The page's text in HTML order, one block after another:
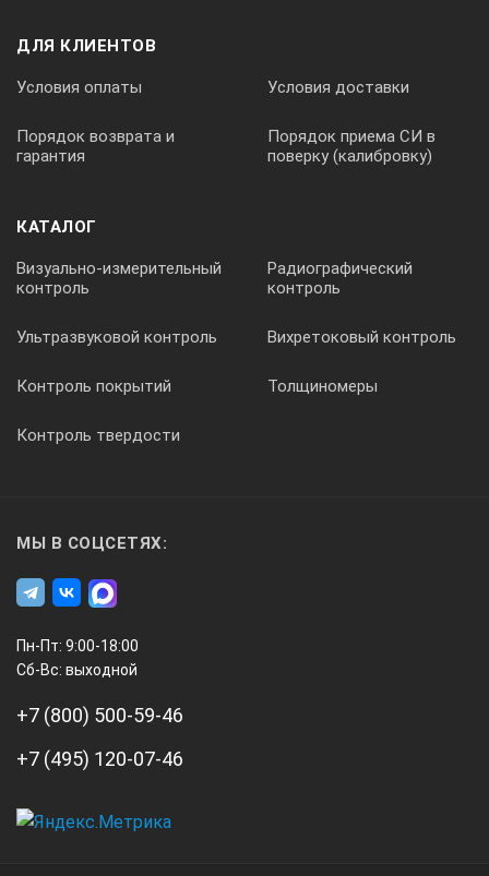
ДЛЯ КЛИЕНТОВ
Условия оплаты Условия доставки
Порядок возврата и
гарантия
Порядок приема СИ в
поверку (калибровку)
КАТАЛОГ
Визуально-измерительный
контроль
Радиографический
контроль
Ультразвуковой контроль Вихретоковый контроль
Контроль покрытий Толщиномеры
Контроль твердости
МЫ В СОЦСЕТЯХ:
Пн-Пт: 9:00-18:00
Сб-Вс: выходной
+7 (800) 500-59-46
+7 (495) 120-07-46